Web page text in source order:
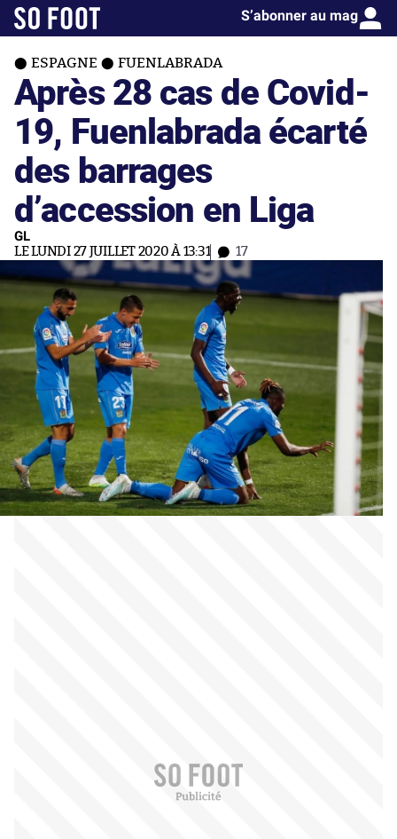
S’abonner au mag
ESPAGNE FUENLABRADA
Après 28 cas de Covid-
19, Fuenlabrada écarté
des barrages
d’accession en Liga
GL
LE LUNDI 27 JUILLET 2020 À 13:31 17